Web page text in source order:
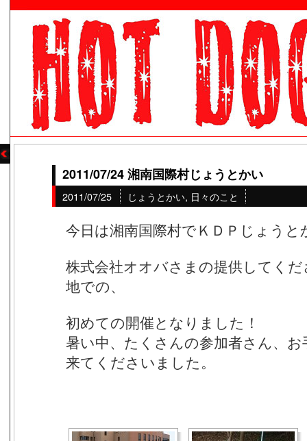
2011/07/24 湘南国際村じょうとかい
2011/07/25 じょうとかい, 日々のこと
今日は湘南国際村でＫＤＰじょう
株式会社オオバさまの提供してく
地での、
初めての開催となりました！
暑い中、たくさんの参加者さん、
来てくださいました。